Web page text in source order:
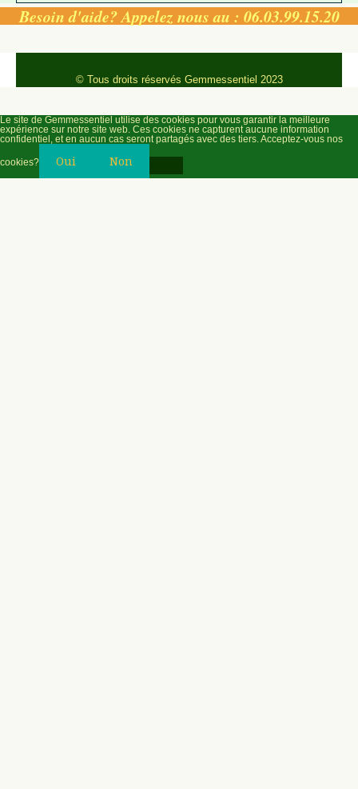
Besoin d'aide? Appelez nous au : 06.03.99.15.20
© Tous droits réservés Gemmessentiel 2023
Le site de Gemmessentiel utilise des cookies pour vous garantir la meilleure
expérience sur notre site web. Ces cookies ne capturent aucune information
confidentiel, et en aucun cas seront partagés avec des tiers. Acceptez-vous nos
cookies? Oui Non